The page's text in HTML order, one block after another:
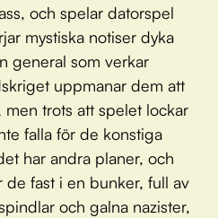
och spelar datorspel
mystiska notiser dyka
general som verkar
uppmanar dem att
trots att spelet lockar
falla för de konstiga
har andra planer, och
fast i en bunker, full av
och galna nazister,